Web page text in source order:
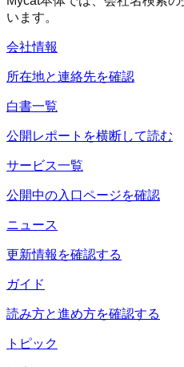
います。
会社情報
所在地と連絡先を確認
白書一覧
公開レポートを横断して読む
サービス一覧
公開中の入口ページを確認
ニュース
更新情報を確認する
ガイド
読み方と進め方を確認する
トピック